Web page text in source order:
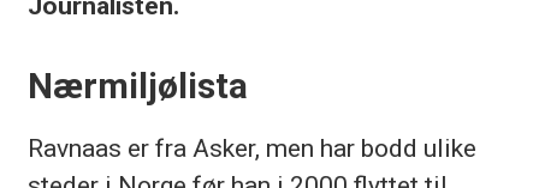
Nærmiljølista
Ravnaas er fra Asker, men har bodd ulike